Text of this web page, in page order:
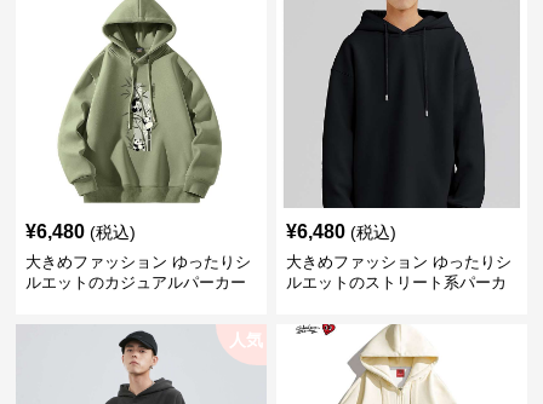
¥6,480 (税込)
大きめファッション ゆったりシ
ルエットのカジュアルパーカー
¥6,480 (税込)
大きめファッション ゆったりシ
ルエットのストリート系パーカ
人気